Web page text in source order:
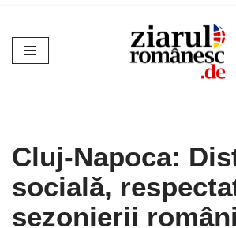
Sari
la
Cluj-Napoca:
socială,
sezonierii